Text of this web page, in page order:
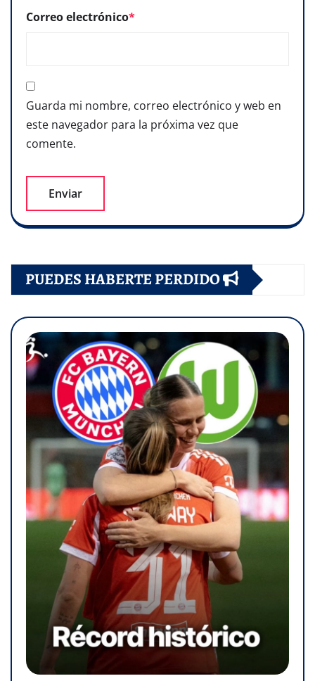
Correo electrónico*
Guarda mi nombre, correo electrónico y web en
este navegador para la próxima vez que
comente.
PUEDES HABERTE PERDIDO